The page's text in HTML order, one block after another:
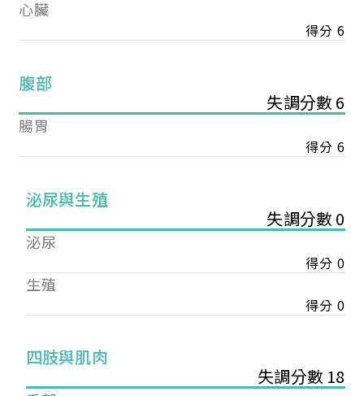
心臟
得分 6
腹部
失調分數 6
腸胃
得分 6
泌尿與生殖
失調分數 0
泌尿
得分 0
生殖
得分 0
四肢與肌肉
失調分數 18
您已成功送出會員申請
您好，您的會員申請，已成功送出，經本協會理事